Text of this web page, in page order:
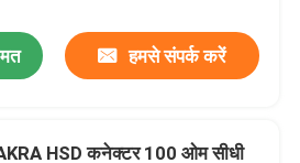
हमसे संपर्क करें
HSD कनेक्टर 100 ओम सीधी